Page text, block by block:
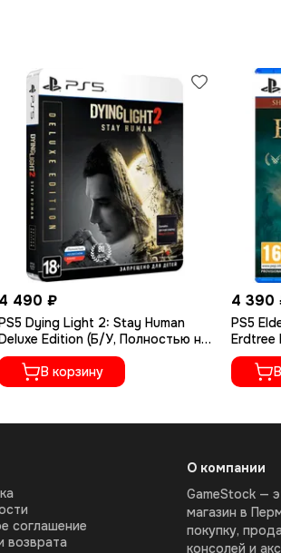
4 490 ₽
Dying Light 2: Stay Human
Edition (Б/У, Полностью на
русском языке, PPSA-02262)
В корзину
4 390
PS5
Erdtree
соглашение
возврата
О компании
GameStock —
магазин в
покупку,
консолей и